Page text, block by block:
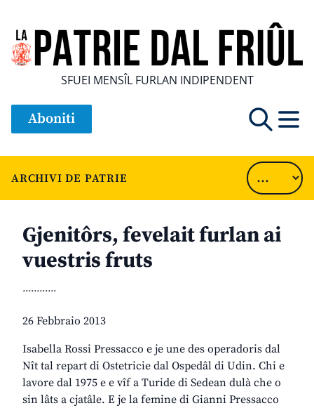
SFUEI MENSÎL FURLAN INDIPENDENT
Aboniti
ARCHIVI DE PATRIE
Gjenitôrs, fevelait furlan ai
vuestris fruts
............
26 Febbraio 2013
Isabella Rossi Pressacco e je une des operadoris dal
Nît tal repart di Ostetricie dal Ospedâl di Udin. Chi e
lavore dal 1975 e e vîf a Turide di Sedean dulà che o
sin lâts a cjatâle. E je la femine di Gianni Pressacco